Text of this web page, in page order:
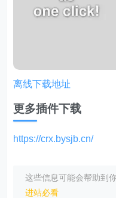
离线下载地址
更多插件下载
https://crx.bysjb.cn/
这些信息可能会帮助到
进站必看